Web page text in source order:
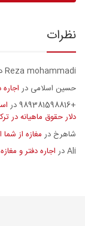
نظرات
Reza mohammadi
حسین اسلامی در
+989381598816
در
دلار حقوق ماهیانه در
شاهرخ در مغازه از شما
Aliدر اجاره دفتر و